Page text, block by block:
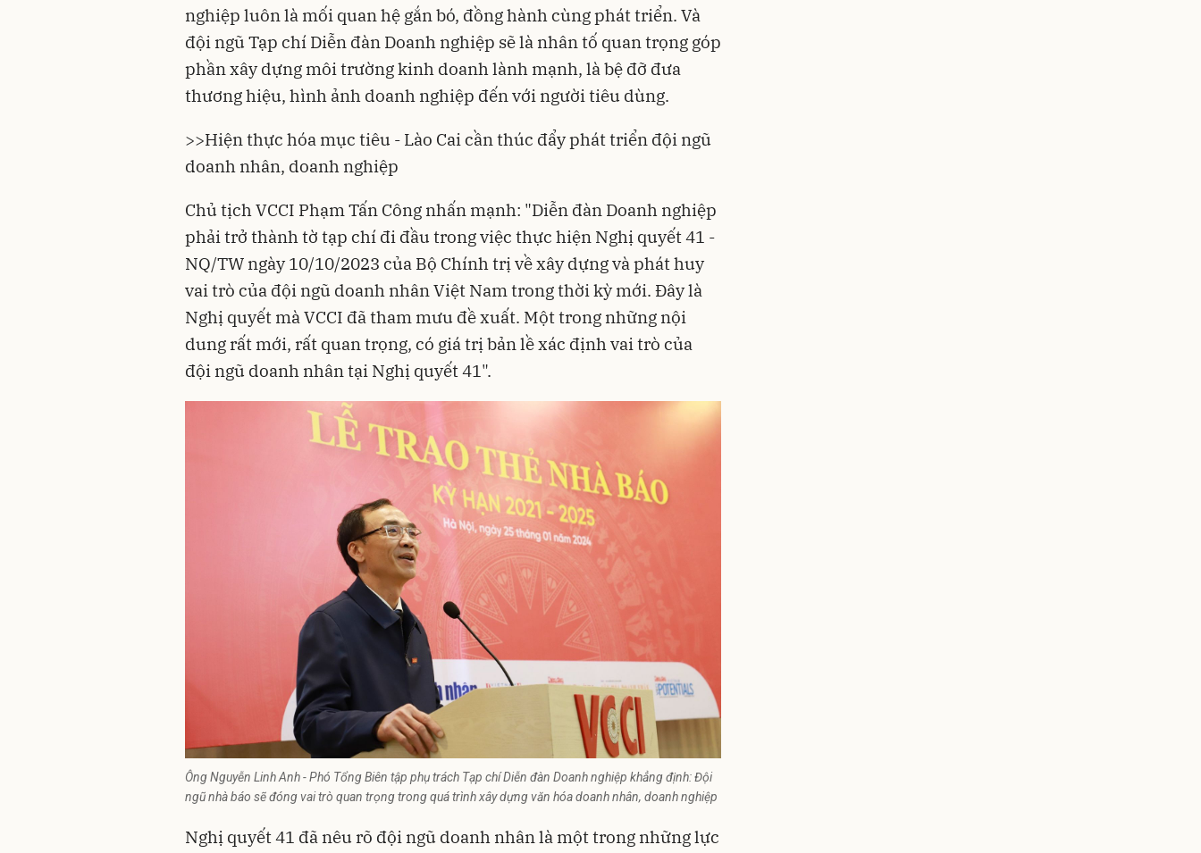
nghiệp luôn là mối quan hệ gắn bó, đồng hành cùng phát triển. Và
đội ngũ Tạp chí Diễn đàn Doanh nghiệp sẽ là nhân tố quan trọng góp
phần xây dựng môi trường kinh doanh lành mạnh, là bệ đỡ đưa
thương hiệu, hình ảnh doanh nghiệp đến với người tiêu dùng.
>>Hiện thực hóa mục tiêu - Lào Cai cần thúc đẩy phát triển đội ngũ
doanh nhân, doanh nghiệp
Chủ tịch VCCI Phạm Tấn Công nhấn mạnh: "Diễn đàn Doanh nghiệp
phải trở thành tờ tạp chí đi đầu trong việc thực hiện Nghị quyết 41 -
NQ/TW ngày 10/10/2023 của Bộ Chính trị về xây dựng và phát huy
vai trò của đội ngũ doanh nhân Việt Nam trong thời kỳ mới. Đây là
Nghị quyết mà VCCI đã tham mưu đề xuất. Một trong những nội
dung rất mới, rất quan trọng, có giá trị bản lề xác định vai trò của
đội ngũ doanh nhân tại Nghị quyết 41".
Ông Nguyễn Linh Anh - Phó Tổng Biên tập phụ trách Tạp chí Diễn đàn Doanh nghiệp khẳng định: Đội
ngũ nhà báo sẽ đóng vai trò quan trọng trong quá trình xây dựng văn hóa doanh nhân, doanh nghiệp
Nghị quyết 41 đã nêu rõ đội ngũ doanh nhân là một trong những lực